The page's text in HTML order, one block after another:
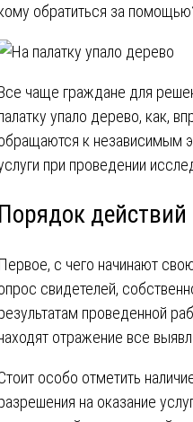
обратиться за
чаще граждане для
упало дерево, как,
к независимым
при проведении
Порядок действий
Первое, с чего начинают
свидетелей,
проведенной
отражение все
особо отметить
на оказание